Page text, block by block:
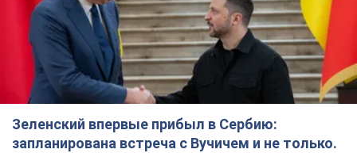
Зеленский впервые прибыл в Сербию:
запланирована встреча с Вучичем и не только.